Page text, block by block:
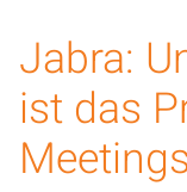
Jabra:
ist das